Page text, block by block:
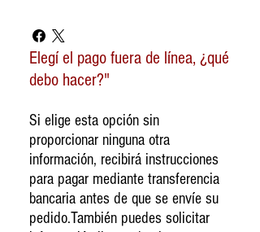
Elegí el pago fuera de línea, ¿qué
debo hacer?"
Si elige esta opción sin
proporcionar ninguna otra
información, recibirá instrucciones
para pagar mediante transferencia
bancaria antes de que se envíe su
pedido.También puedes solicitar